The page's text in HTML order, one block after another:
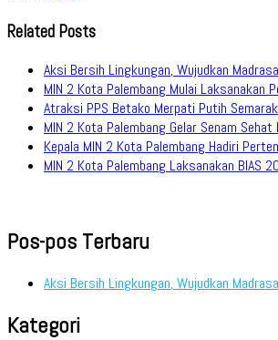
Related Posts
Aksi Bersih Lingkungan, Wujudkan
MIN 2 Kota Palembang Mulai
Atraksi PPS Betako Merpati Putih
MIN 2 Kota Palembang Gelar Senam
Kepala MIN 2 Kota Palembang Hadiri
MIN 2 Kota Palembang Laksanakan BIAS
Pos-pos Terbaru
Aksi Bersih Lingkungan, Wujudkan
Kategori